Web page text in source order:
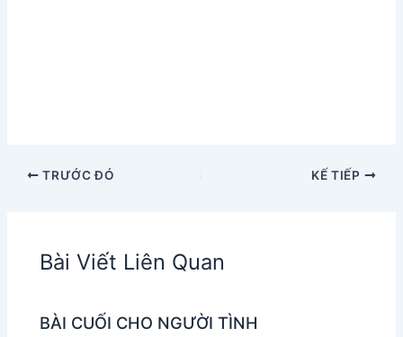
TRƯỚC ĐÓ KẾ TIẾP
Bài Viết Liên Quan
BÀI CUỐI CHO NGƯỜI TÌNH